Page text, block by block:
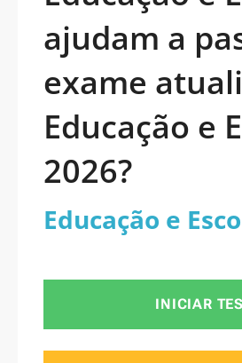
ajudam a
exame
Educação e
2026?
Educação e
INICIAR